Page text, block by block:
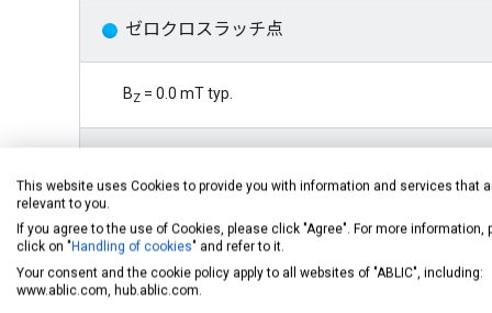
ゼロクロスラッチ点
BZ = 0.0 mT typ.
BRS= 3.0 mT typ.
BRS = 6.0 mT typ.
This website uses Cookies to provide you with information and services that
relevant to you.
If you agree to the use of Cookies, please click "Agree". For more information,
click on "Handling of cookies" and refer to it.
Your consent and the cookie policy apply to all websites of "ABLIC", including:
www.ablic.com, hub.ablic.com.